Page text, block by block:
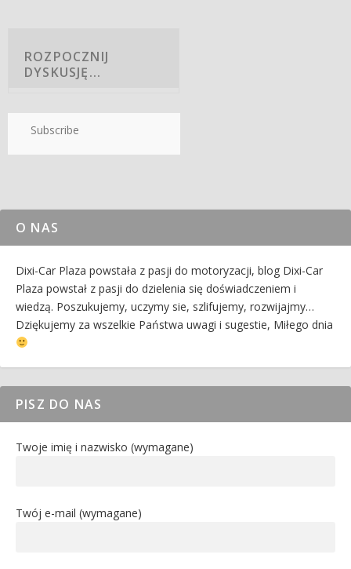
Subscribe
O NAS
Dixi-Car Plaza powstała z pasji do motoryzacji, blog Dixi-Car
Plaza powstał z pasji do dzielenia się doświadczeniem i
wiedzą. Poszukujemy, uczymy sie, szlifujemy, rozwijajmy…
Dziękujemy za wszelkie Państwa uwagi i sugestie, Miłego dnia
PISZ DO NAS
Twoje imię i nazwisko (wymagane)
Twój e-mail (wymagane)